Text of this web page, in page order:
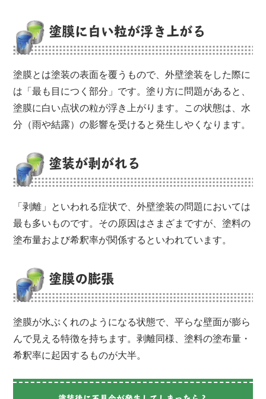
塗膜に白い粒が浮き上がる
塗膜とは塗装の表面を覆うもので、外壁塗装をした際に
は「最も目につく部分」です。塗り方に問題があると、
塗膜に白い点状の粒が浮き上がります。この状態は、水
分（雨や結露）の影響を受けると発生しやくなります。
塗装が剥がれる
「剥離」といわれる症状で、外壁塗装の問題においては
最も多いものです。その原因はさまざまですが、塗料の
塗布量および希釈率が関係するといわれています。
塗膜の膨張
塗膜が水ぶくれのようになる状態で、平らな壁面が膨ら
んで見える特徴を持ちます。剥離同様、塗料の塗布量・
希釈率に起因するものが大半。